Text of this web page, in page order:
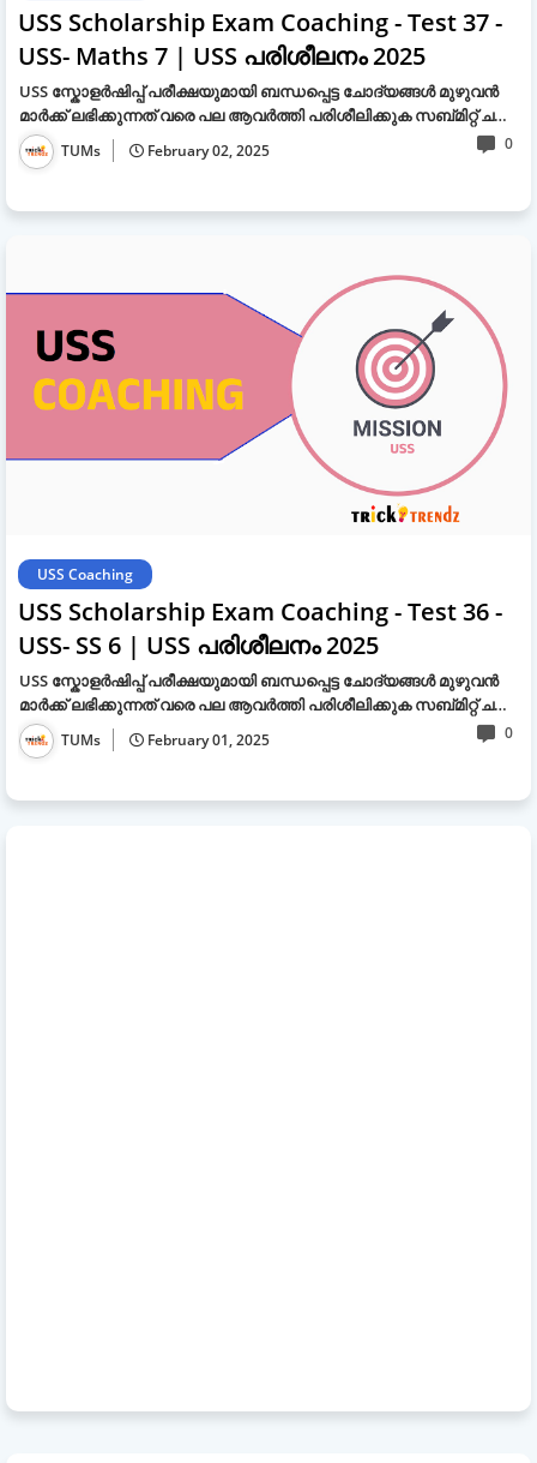
USS Scholarship Exam Coaching - Test 37 -
USS- Maths 7 | USS പരിശീലനം 2025
USS സ്കോളർഷിപ്പ് പരീക്ഷയുമായി ബന്ധപ്പെട്ട ചോദ്യങ്ങൾ മുഴുവൻ
മാർക്ക് ലഭിക്കുന്നത് വരെ പല ആവർത്തി പരിശീലിക്കുക സബ്മിറ്റ് ച…
TUMs February 02, 2025 0
USS Coaching
USS Scholarship Exam Coaching - Test 36 -
USS- SS 6 | USS പരിശീലനം 2025
USS സ്കോളർഷിപ്പ് പരീക്ഷയുമായി ബന്ധപ്പെട്ട ചോദ്യങ്ങൾ മുഴുവൻ
മാർക്ക് ലഭിക്കുന്നത് വരെ പല ആവർത്തി പരിശീലിക്കുക സബ്മിറ്റ് ച…
TUMs February 01, 2025 0